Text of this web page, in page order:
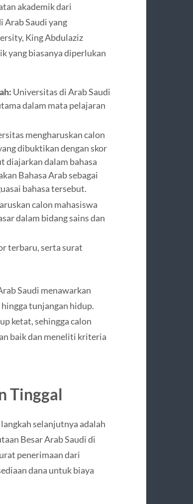
akademik dari
Arab Saudi yang
King Abdulaziz
yang biasanya diperlukan
Universitas di Arab Saudi
dalam mata pelajaran
mengharuskan calon
dibuktikan dengan skor
diajarkan dalam bahasa
Bahasa Arab sebagai
bahasa tersebut.
calon mahasiswa
dalam bidang sains dan
terbaru, serta surat
Saudi menawarkan
tunjangan hidup.
ketat, sehingga calon
baik dan meneliti kriteria
Tinggal
selanjutnya adalah
Besar Arab Saudi di
penerimaan dari
dana untuk biaya